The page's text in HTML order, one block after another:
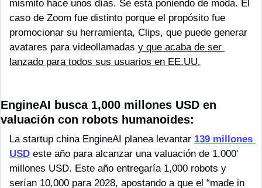
mismito hace unos días. Se está poniendo de moda. El
caso de Zoom fue distinto porque el propósito fue
promocionar su herramienta, Clips, que puede generar
avatares para videollamadas y que acaba de ser
lanzado para todos sus usuarios en EE.UU.
EngineAI busca 1,000 millones USD en
valuación con robots humanoides:
La startup china EngineAI planea levantar 139 millones
USD este año para alcanzar una valuación de 1,000'
millones USD. Este año entregaría 1,000 robots y
serían 10,000 para 2028, apostando a que el “made in